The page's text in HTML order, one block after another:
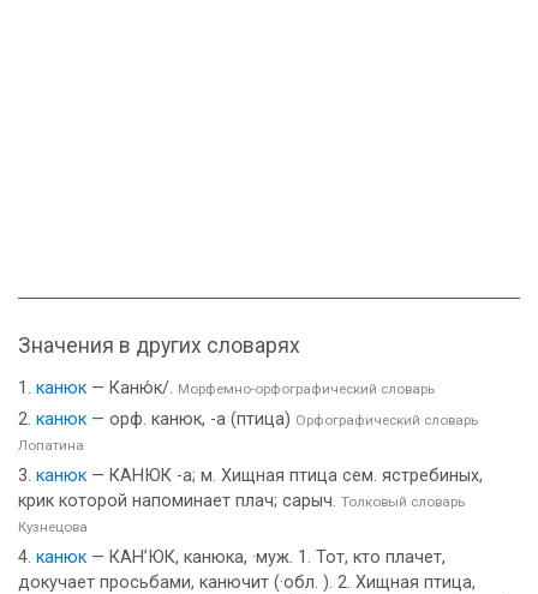
Значения в других словарях
канюк — Каню́к/. Морфемно-орфографический словарь
канюк — орф. канюк, -а (птица) Орфографический словарь
Лопатина
канюк — КАНЮК -а; м. Хищная птица сем. ястребиных,
крик которой напоминает плач; сарыч. Толковый словарь
Кузнецова
канюк — КАН’ЮК, канюка, ·муж. 1. Тот, кто плачет,
докучает просьбами, канючит (·обл. ). 2. Хищная птица,